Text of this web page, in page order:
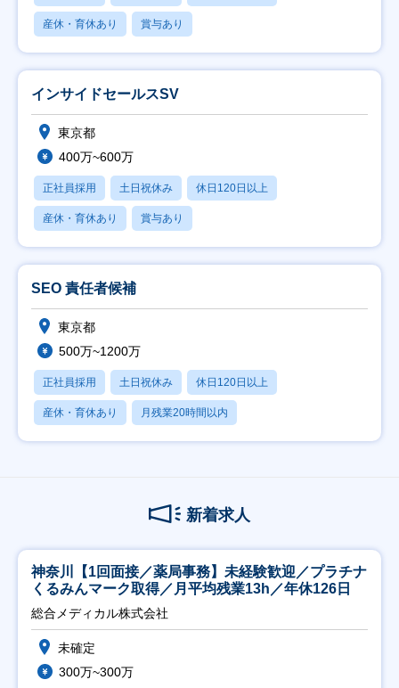
産休・育休あり 賞与あり
インサイドセールスSV
東京都
400万~600万
正社員採用 土日祝休み 休日120日以上
産休・育休あり 賞与あり
SEO 責任者候補
東京都
500万~1200万
正社員採用 土日祝休み 休日120日以上
産休・育休あり 月残業20時間以内
新着求人
神奈川【1回面接／薬局事務】未経験歓迎／プラチナ
くるみんマーク取得／月平均残業13h／年休126日
総合メディカル株式会社
未確定
300万~300万